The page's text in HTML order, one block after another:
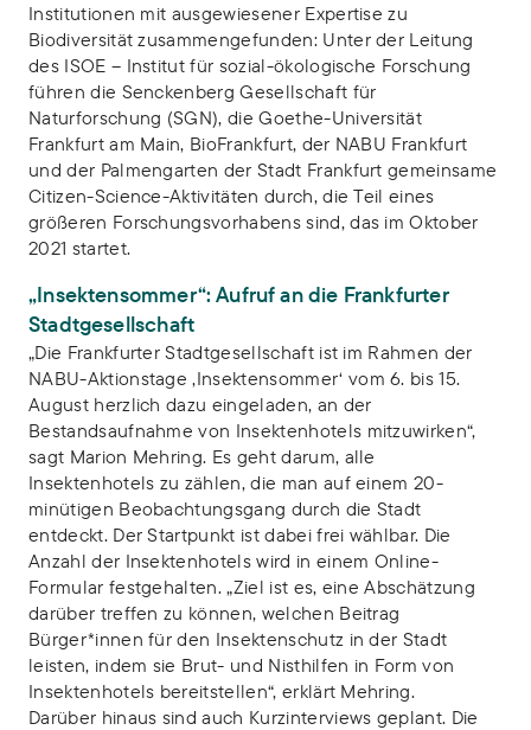
Institutionen mit ausgewiesener Expertise zu
Biodiversität zusammengefunden: Unter der Leitung
des ISOE – Institut für sozial-ökologische Forschung
führen die Senckenberg Gesellschaft für
Naturforschung (SGN), die Goethe-Universität
Frankfurt am Main, BioFrankfurt, der NABU Frankfurt
und der Palmengarten der Stadt Frankfurt gemeinsame
Citizen-Science-Aktivitäten durch, die Teil eines
größeren Forschungsvorhabens sind, das im Oktober
2021 startet.
„Insektensommer“: Aufruf an die Frankfurter
Stadtgesellschaft
„Die Frankfurter Stadtgesellschaft ist im Rahmen der
NABU-Aktionstage ‚Insektensommer‘ vom 6. bis 15.
August herzlich dazu eingeladen, an der
Bestandsaufnahme von Insektenhotels mitzuwirken“,
sagt Marion Mehring. Es geht darum, alle
Insektenhotels zu zählen, die man auf einem 20-
minütigen Beobachtungsgang durch die Stadt
entdeckt. Der Startpunkt ist dabei frei wählbar. Die
Anzahl der Insektenhotels wird in einem Online-
Formular festgehalten. „Ziel ist es, eine Abschätzung
darüber treffen zu können, welchen Beitrag
Bürger*innen für den Insektenschutz in der Stadt
leisten, indem sie Brut- und Nisthilfen in Form von
Insektenhotels bereitstellen“, erklärt Mehring.
Darüber hinaus sind auch Kurzinterviews geplant. Die